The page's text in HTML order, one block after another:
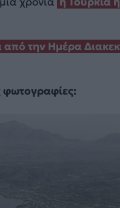
την Ημέρα
φωτογραφίες: